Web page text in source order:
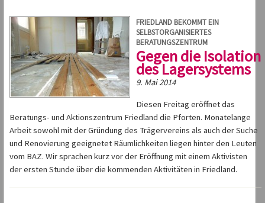
FRIEDLAND BEKOMMT EIN
SELBSTORGANISIERTES
BERATUNGSZENTRUM
Gegen die Isolation
des Lagersystems
9. Mai 2014
Diesen Freitag eröffnet das
Beratungs- und Aktionszentrum Friedland die Pforten. Monatelange
Arbeit sowohl mit der Gründung des Trägervereins als auch der Suche
und Renovierung geeignetet Räumlichkeiten liegen hinter den Leuten
vom BAZ. Wir sprachen kurz vor der Eröffnung mit einem Aktivisten
der ersten Stunde über die kommenden Aktivitäten in Friedland.